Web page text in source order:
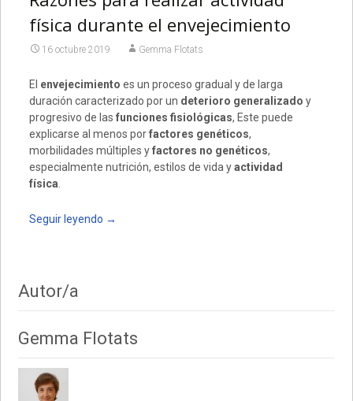
física durante el envejecimiento
16 octubre 2019 Gemma Flotats
El envejecimiento es un proceso gradual y de larga
duración caracterizado por un deterioro generalizado y
progresivo de las funciones fisiológicas, Este puede
explicarse al menos porfactores genéticos,
morbilidades múltiples yfactores no genéticos,
especialmente nutrición, estilos de vida yactividad
física
Seguir leyendo →
Autor/a
Gemma Flotats